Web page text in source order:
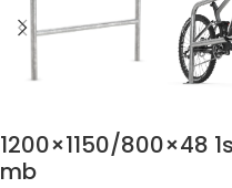
1200×1150/800×48
mb